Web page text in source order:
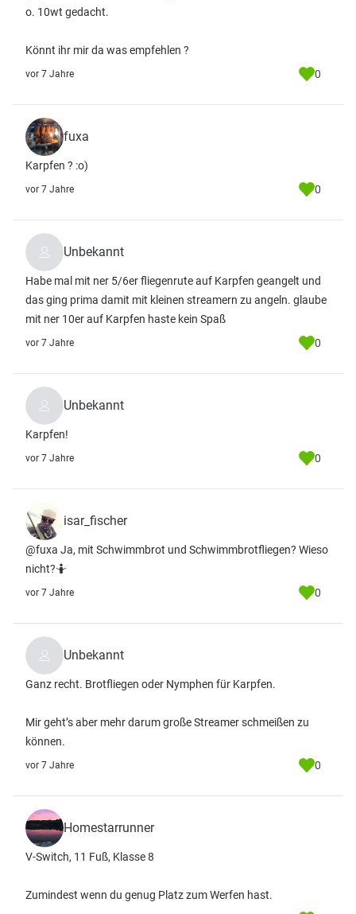
o. 10wt gedacht.
Könnt ihr mir da was empfehlen ?
vor 7 Jahre 0
fuxa
Karpfen ? :o)
vor 7 Jahre 0
Unbekannt
Habe mal mit ner 5/6er fliegenrute auf Karpfen geangelt und
das ging prima damit mit kleinen streamern zu angeln. glaube
mit ner 10er auf Karpfen haste kein Spaß
vor 7 Jahre 0
Unbekannt
Karpfen!
vor 7 Jahre 0
isar_fischer
@fuxa Ja, mit Schwimmbrot und Schwimmbrotfliegen? Wieso
nicht?🤷
vor 7 Jahre 0
Unbekannt
Ganz recht. Brotfliegen oder Nymphen für Karpfen.
Mir geht’s aber mehr darum große Streamer schmeißen zu
können.
vor 7 Jahre 0
Homestarrunner
V-Switch, 11 Fuß, Klasse 8
Zumindest wenn du genug Platz zum Werfen hast.